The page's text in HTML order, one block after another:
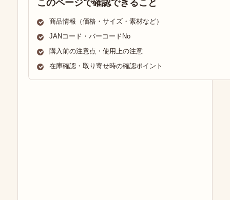
このページで確認できること
商品情報（価格・サイズ・素材など）
JANコード・バーコードNo
購入前の注意点・使用上の注意
在庫確認・取り寄せ時の確認ポイント